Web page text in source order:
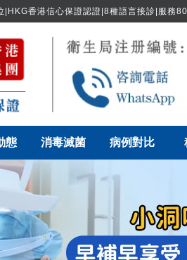
香港信心保證認證|8種語言接診|服務
態 消毒滅菌 病例對比